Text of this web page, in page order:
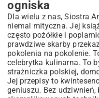
potknięcia i babcine rady
Lepienie knedli, czyli
kuchni
Taniec w gorącej wodzie,
etap
Jak podawać, by
odrobina fantazji
Wasze pytania i moje
Smak, który łączy
ogniska
Dla wielu z nas, Siostra
niemal mityczna. Jej
często pożółkłe i
prawdziwe skarby
pokolenia na pokolenie.
celebrytka kulinarna. To
strażniczka polskiej,
Jej przepisy to
geniuszu. Bez udziwnień,